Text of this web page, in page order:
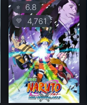
⭐ 6.8
💛 4,761